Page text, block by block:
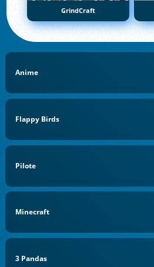
GrindCraft
Anime
Flappy Birds
Pilote
Minecraft
3 Pandas